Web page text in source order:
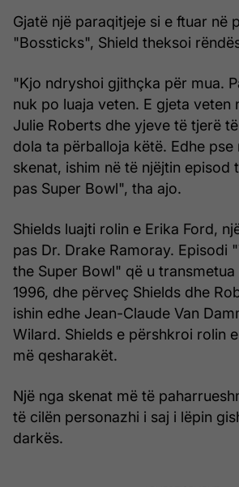
Gjatë një paraqitjeje si e ftuar në
"Bossticks", Shield theksoi
"Kjo ndryshoi gjithçka për mua.
nuk po luaja veten. E gjeta veten
Julie Roberts dhe yjeve të tjerë
dola ta përballoja këtë. Edhe pse
skenat, ishim në të njëjtin episod
pas Super Bowl", tha ajo.
Shields luajti rolin e Erika Ford,
pas Dr. Drake Ramoray. Episodi
the Super Bowl" që u
1996, dhe përveç Shields dhe
ishin edhe Jean-Claude Van
Wilard. Shields e përshkroi rolin
më qesharakët.
Një nga skenat më të
të cilën personazhi i saj i lëpin
darkës.